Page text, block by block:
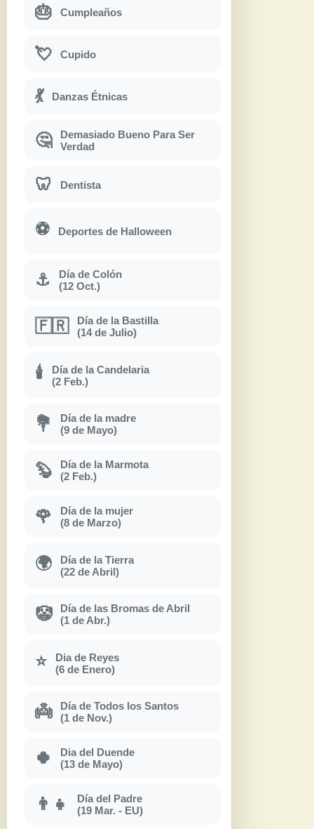
🎂 Cumpleaños
💘 Cupido
💃 Danzas Étnicas
🤔
Demasiado Bueno Para Ser
Verdad
🦷 Dentista
⚽ Deportes de Halloween
⚓
Día de Colón
(12 Oct.)
🇫🇷
Día de la Bastilla
(14 de Julio)
🕯
Día de la Candelaria
(2 Feb.)
💐
Día de la madre
(9 de Mayo)
🦫
Día de la Marmota
(2 Feb.)
🌹
Día de la mujer
(8 de Marzo)
🌍
Día de la Tierra
(22 de Abril)
🤡
Día de las Bromas de Abril
(1 de Abr.)
⭐
Dia de Reyes
(6 de Enero)
👼
Día de Todos los Santos
(1 de Nov.)
🍀
Dia del Duende
(13 de Mayo)
👨‍👧
Día del Padre
(19 Mar. - EU)